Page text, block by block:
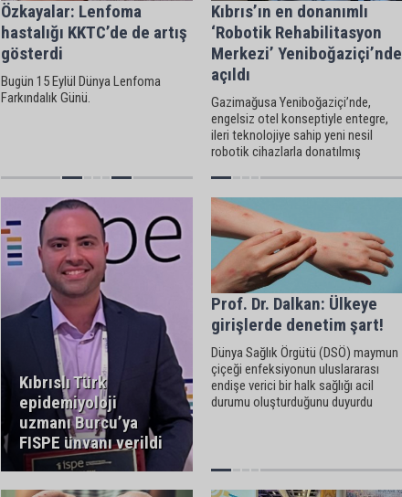
Özkayalar: Lenfoma
hastalığı KKTC’de de artış
gösterdi
Bugün 15 Eylül Dünya Lenfoma
Farkındalık Günü.
Kıbrıs’ın en donanımlı
‘Robotik Rehabilitasyon
Merkezi’ Yeniboğaziçi’nde
açıldı
Gazimağusa Yeniboğaziçi’nde,
engelsiz otel konseptiyle entegre,
ileri teknolojiye sahip yeni nesil
robotik cihazlarla donatılmış
kabulüne başladı.
Kıbrıslı Türk
epidemiyoloji
uzmanı Burcu’ya
FISPE ünvanı verildi
Prof. Dr. Dalkan: Ülkeye
girişlerde denetim şart!
Dünya Sağlık Örgütü (DSÖ) maymun
çiçeği enfeksiyonun uluslararası
endişe verici bir halk sağlığı acil
durumu oluşturduğunu duyurdu